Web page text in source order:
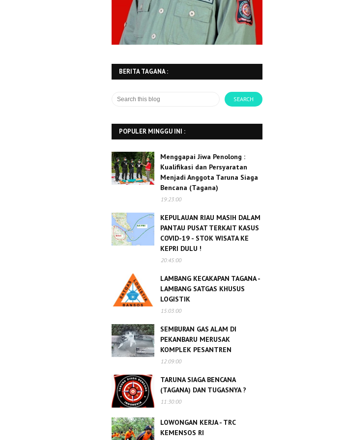
BERITA TAGANA :
POPULER MINGGU INI :
Menggapai Jiwa Penolong :
Kualifikasi dan Persyaratan
Menjadi Anggota Taruna Siaga
Bencana (Tagana)
19:23:00
KEPULAUAN RIAU MASIH DALAM
PANTAU PUSAT TERKAIT KASUS
COVID-19 - STOK WISATA KE
KEPRI DULU !
20:45:00
LAMBANG KECAKAPAN TAGANA -
LAMBANG SATGAS KHUSUS
LOGISTIK
15:03:00
SEMBURAN GAS ALAM DI
PEKANBARU MERUSAK
KOMPLEK PESANTREN
12:09:00
TARUNA SIAGA BENCANA
(TAGANA) DAN TUGASNYA ?
11:30:00
LOWONGAN KERJA - TRC
KEMENSOS RI